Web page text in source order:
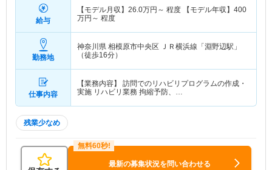
給与
【モデル月収】 26.0万円～ 程度 【モデル年収】 400
万円～ 程度
勤務地
神奈川県 相模原市中央区 ＪＲ横浜線「淵野辺駅」
（徒歩16分）
仕事内容
【業務内容】 訪問でのリハビリプログラムの作成・
実施 リハビリ業務 拘縮予防、…
残業少なめ
最新の募集状況を問い合わせる